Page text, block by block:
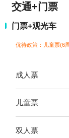
交通+门票
门票+观光车
优待政策：儿童票(6
成人票
儿童票
双人票